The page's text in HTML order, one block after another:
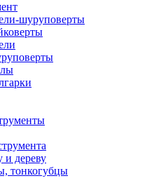
шуруповерты
и дереву
тонкогубцы